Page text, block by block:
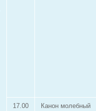
17.00
Канон молебный